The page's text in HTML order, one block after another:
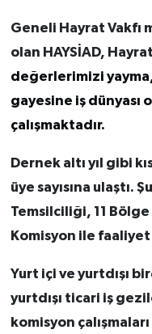
Geneli Hayrat Vakfı
olan HAYSİAD, Hayrat
değerlerimizi
gayesine iş dünyası
çalışmaktadır.
Dernek altı yıl gibi
üye sayısına ulaştı.
Temsilciliği, 11
Komisyon ile
Yurt içi ve yurtdışı
yurtdışı ticari iş
komisyon